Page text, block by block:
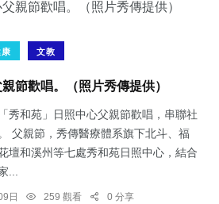
文教
節歡唱。（照片秀傳提供）
秀和苑」日照中心父親節歡唱，串聯社
父親節，秀傳醫療體系旗下北斗、福
壇和溪州等七處秀和苑日照中心，結合
...
日 259 觀看 0 分享